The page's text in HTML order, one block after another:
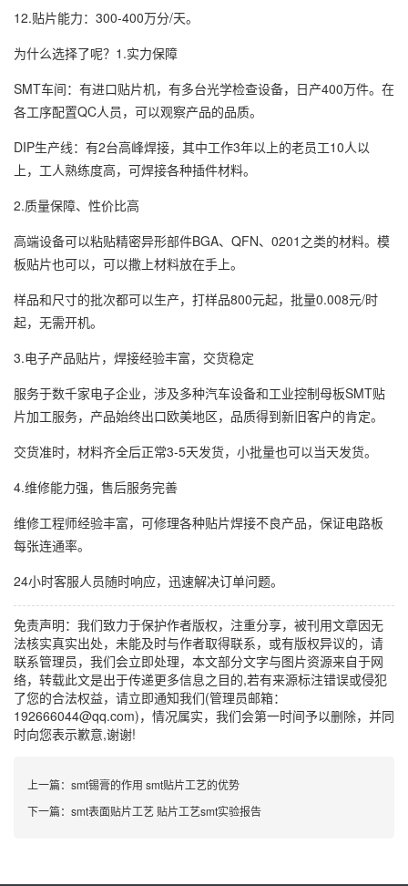
12.贴片能力：300-400万分/天。
为什么选择了呢？1.实力保障
SMT车间：有进口贴片机，有多台光学检查设备，日产400万件。在
各工序配置QC人员，可以观察产品的品质。
DIP生产线：有2台高峰焊接，其中工作3年以上的老员工10人以
上，工人熟练度高，可焊接各种插件材料。
2.质量保障、性价比高
高端设备可以粘贴精密异形部件BGA、QFN、0201之类的材料。模
板贴片也可以，可以撒上材料放在手上。
样品和尺寸的批次都可以生产，打样品800元起，批量0.008元/时
起，无需开机。
3.电子产品贴片，焊接经验丰富，交货稳定
服务于数千家电子企业，涉及多种汽车设备和工业控制母板SMT贴
片加工服务，产品始终出口欧美地区，品质得到新旧客户的肯定。
交货准时，材料齐全后正常3-5天发货，小批量也可以当天发货。
4.维修能力强，售后服务完善
维修工程师经验丰富，可修理各种贴片焊接不良产品，保证电路板
每张连通率。
24小时客服人员随时响应，迅速解决订单问题。
免责声明：我们致力于保护作者版权，注重分享，被刊用文章因无
法核实真实出处，未能及时与作者取得联系，或有版权异议的，请
联系管理员，我们会立即处理，本文部分文字与图片资源来自于网
络，转载此文是出于传递更多信息之目的,若有来源标注错误或侵犯
了您的合法权益，请立即通知我们(管理员邮箱：
192666044@qq.com)，情况属实，我们会第一时间予以删除，并同
时向您表示歉意,谢谢!
上一篇： smt锡膏的作用 smt贴片工艺的优势
下一篇： smt表面贴片工艺 贴片工艺smt实验报告